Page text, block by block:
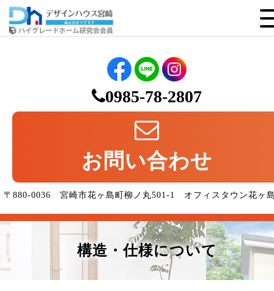
0985-78-2807
お問い合わせ
〒880-0036 宮崎市花ヶ島町柳ノ丸501-1 オフィスタウン花ヶ
構造・仕様について